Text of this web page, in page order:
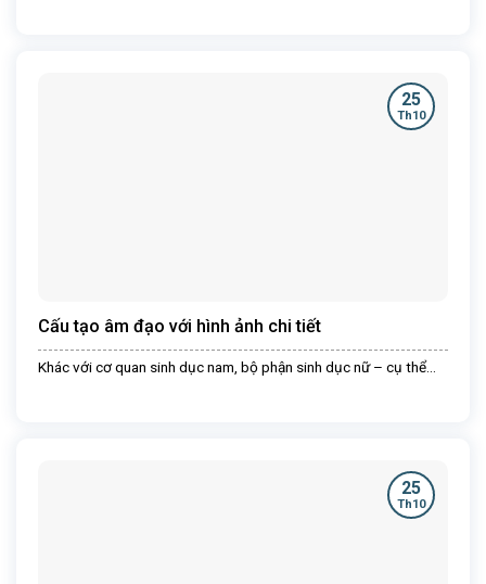
Cấu tạo âm đạo với hình ảnh chi tiết
Khác với cơ quan sinh dục nam, bộ phận sinh dục nữ – cụ thể...
25
Th10
25
Th10